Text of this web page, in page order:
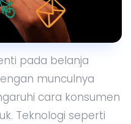
pada belanja
munculnya
cara konsumen
Teknologi seperti